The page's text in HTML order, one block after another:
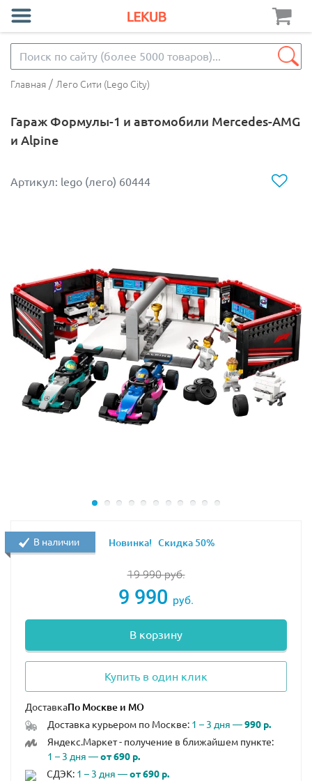
Главная / Лего Сити (Lego City)
Гараж Формулы-1 и автомобили Mercedes-AMG
и Alpine
Артикул: lego (лего) 60444
19 990руб.
9 990 руб.
В корзину
Купить в один клик
Доставка
Доставка курьером по Москве: 1 – 3 дня —990 р.
Яндекс.Маркет - получение в ближайшем пункте:
1 – 3 дня —от 690 р.
СДЭК: 1 – 3 дня —от 690 р.
В наличии Новинка! Скидка 50%